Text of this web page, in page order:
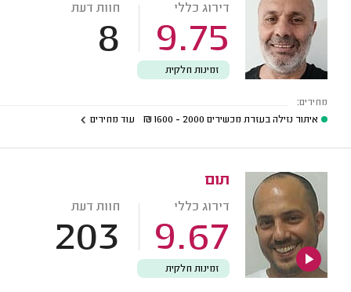
דירוג כללי
9.75
חוות דעת
8
זמינות חלקית
מחירים:
איתור נזילה בעזרת מכשירים 2000 - 1600
₪ עוד מחירים
תום
דירוג כללי
9.67
חוות דעת
203
זמינות חלקית